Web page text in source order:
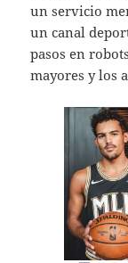
un servicio
un canal
pasos en
mayores y los